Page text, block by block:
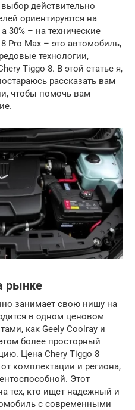
действительно
ориентируются на
30% – на технические
Pro Max – это автомобиль,
технологии,
Tiggo 8. В этой статье я,
рассказать вам
чтобы помочь вам
рынке
занимает свою нишу на
в одном ценовом
как Geely Coolray и
более просторный
Цена Chery Tiggo 8
комплектации и региона,
Этот
тех, кто ищет надежный и
с современными